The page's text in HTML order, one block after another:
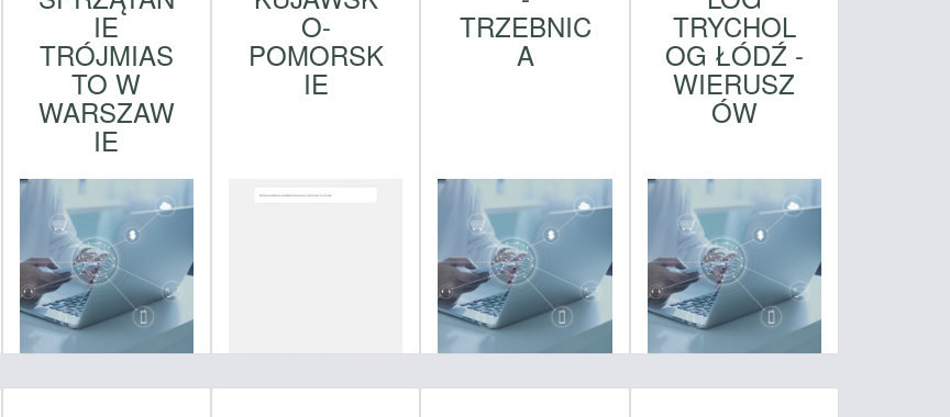
IE
TRÓJMIAS
TO W
WARSZAW
IE
O-
POMORSK
IE
TRZEBNIC
A
TRYCHOL
OG ŁÓDŹ -
WIERUSZ
ÓW